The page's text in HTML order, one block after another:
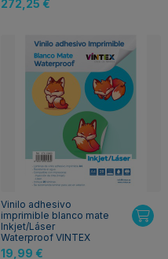
272,25 €
Vinilo adhesivo
imprimible blanco mate
Inkjet/Láser
Waterproof VINTEX
19,99 €